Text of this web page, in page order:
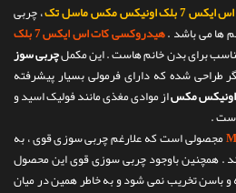
مکس ماسل تک
، چربی
ها می باشد .
هیدروکسی کات اس ایکس 7 بلک
برای بدن خانم هاست . این مکملچربی سوز
طراحی شده که دارای فرمولی بسیار پیشرفته
از موادی مغذی مانند فولیک اسید و
.
مجصولی است که علارغم چربی سوزی قوی ، به
. همچنین باوجود چربی سوزی قوی این محصول
باسن تخریب نمی شود و به خاطر همین در میان